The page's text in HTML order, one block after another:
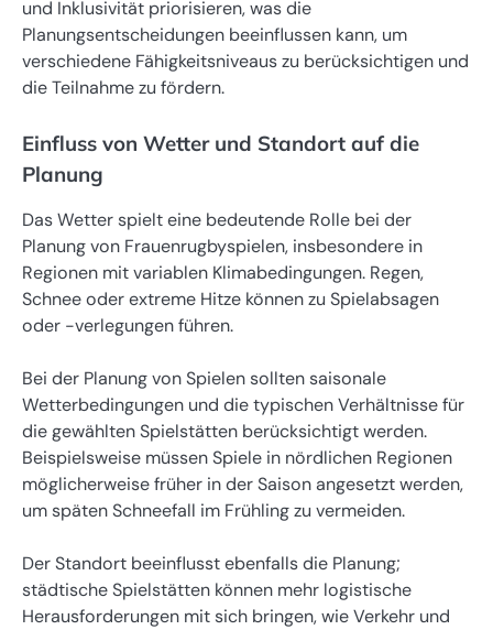
und Inklusivität priorisieren, was die
Planungsentscheidungen beeinflussen kann, um
verschiedene Fähigkeitsniveaus zu berücksichtigen und
die Teilnahme zu fördern.
Einfluss von Wetter und Standort auf die
Planung
Das Wetter spielt eine bedeutende Rolle bei der
Planung von Frauenrugbyspielen, insbesondere in
Regionen mit variablen Klimabedingungen. Regen,
Schnee oder extreme Hitze können zu Spielabsagen
oder -verlegungen führen.
Bei der Planung von Spielen sollten saisonale
Wetterbedingungen und die typischen Verhältnisse für
die gewählten Spielstätten berücksichtigt werden.
Beispielsweise müssen Spiele in nördlichen Regionen
möglicherweise früher in der Saison angesetzt werden,
um späten Schneefall im Frühling zu vermeiden.
Der Standort beeinflusst ebenfalls die Planung;
städtische Spielstätten können mehr logistische
Herausforderungen mit sich bringen, wie Verkehr und